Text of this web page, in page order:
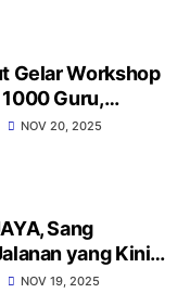
Gelar Workshop
Guru,
“7
NOV 20, 2025
Sang
yang Kini
Cerita
NOV 19, 2025